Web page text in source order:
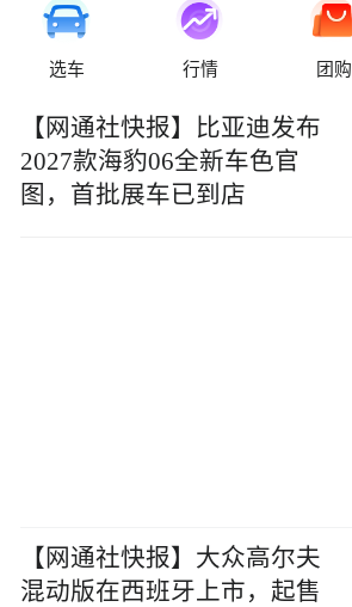
选车 行情 团购
【网通社快报】比亚迪发布
2027款海豹06全新车色官
图，首批展车已到店
【网通社快报】大众高尔夫
混动版在西班牙上市，起售